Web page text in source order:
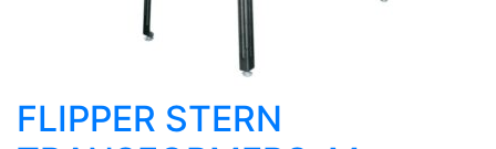
FLIPPER STERN